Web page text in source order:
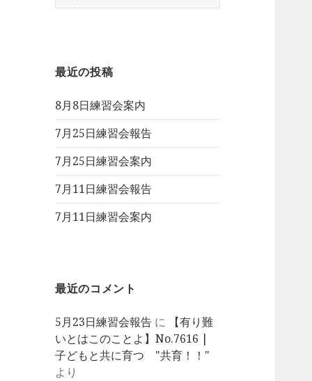
索:
最近の投稿
8月8日練習会案内
7月25日練習会報告
7月25日練習会案内
7月11日練習会報告
7月11日練習会案内
最近のコメント
5月23日練習会報告 に
【有り難
いとはこのことよ】No.7616 |
子どもと共に育つ "共育！！"
より